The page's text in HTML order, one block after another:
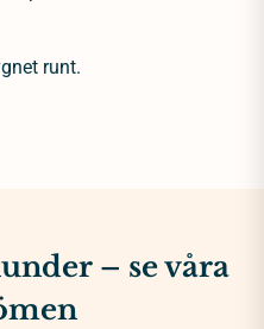
runt.
– se våra